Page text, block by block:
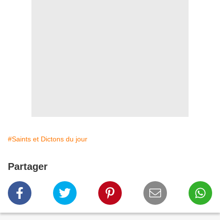
#Saints et Dictons du jour
Partager